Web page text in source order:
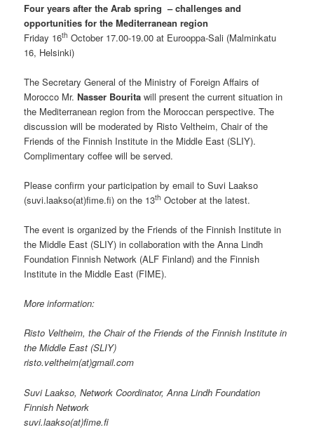
Four years after the Arab spring – challenges and
opportunities for the Mediterranean region
Friday 16th October 17.00-19.00 at Eurooppa-Sali (Malminkatu
16, Helsinki)
The Secretary General of the Ministry of Foreign Affairs of
Morocco Mr.Nasser Bourita will present the current situation in
the Mediterranean region from the Moroccan perspective. The
discussion will be moderated by Risto Veltheim, Chair of the
Friends of the Finnish Institute in the Middle East (SLIY).
Complimentary coffee will be served.
Please confirm your participation by email to Suvi Laakso
(suvi.laakso(at)fime.fi) on the 13th October at the latest.
The event is organized by the Friends of the Finnish Institute in
the Middle East (SLIY) in collaboration with the Anna Lindh
Foundation Finnish Network (ALF Finland) and the Finnish
Institute in the Middle East (FIME).
More information:
Risto Veltheim, the Chair of the Friends of the Finnish Institute in
the Middle East (SLIY)
risto.veltheim(at)gmail.com
Suvi Laakso, Network Coordinator, Anna Lindh Foundation
Finnish Network
suvi.laakso(at)fime.fi